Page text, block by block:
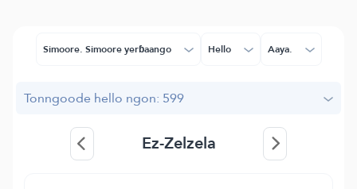
Simoore. Simoore yerɓaango Hello Aaya.
Tonngoode hello ngon: 599
Ez-Zelzela